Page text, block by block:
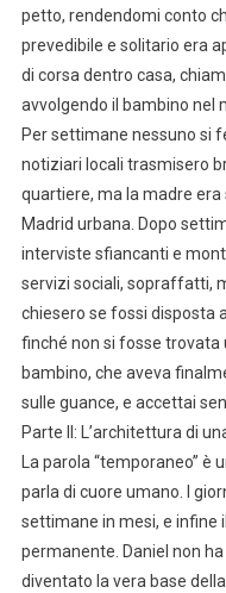
petto, rendendomi conto
prevedibile e solitario era
di corsa dentro casa,
avvolgendo il bambino nel
Per settimane nessuno si
notiziari locali trasmisero
quartiere, ma la madre era
Madrid urbana. Dopo
interviste sfiancanti e
servizi sociali, sopraffatti,
chiesero se fossi disposta
finché non si fosse trovata
bambino, che aveva
sulle guance, e accettai
Parte II: L’architettura di
La parola “temporaneo” è
parla di cuore umano. I
settimane in mesi, e infine
permanente. Daniel non
diventato la vera base